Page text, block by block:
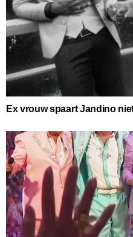
Ex vrouw spaart Jandino